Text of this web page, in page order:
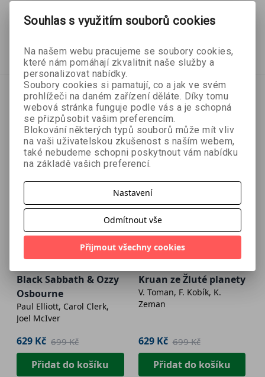
449 Kč 499 Kč
Přidat do košíku
269 Kč 299 Kč
Přidat do košíku
- 10 %
Black Sabbath & Ozzy
Osbourne
Paul Elliott, Carol Clerk,
Joel McIver
629 Kč 699 Kč
Přidat do košíku
- 10 %
Novinka
Kruan ze Žluté planety
V. Toman, F. Kobík, K.
Zeman
629 Kč 699 Kč
Přidat do košíku
Souhlas s využitím souborů cookies
Na našem webu pracujeme se soubory cookies,
které nám pomáhají zkvalitnit naše služby a
personalizovat nabídky.
Soubory cookies si pamatují, co a jak ve svém
prohlížeči na daném zařízení děláte. Díky tomu
webová stránka funguje podle vás a je schopná
se přizpůsobit vašim preferencím.
Blokování některých typů souborů může mít vliv
na vaši uživatelskou zkušenost s naším webem,
také nebudeme schopni poskytnout vám nabídku
na základě vašich preferencí.
Nastavení
Odmítnout vše
Přijmout všechny cookies